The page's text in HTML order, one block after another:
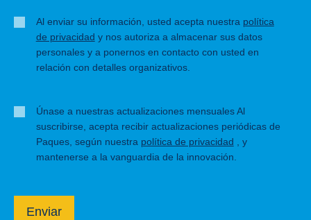
Al enviar su información, usted acepta nuestra política
de privacidad y nos autoriza a almacenar sus datos
personales y a ponernos en contacto con usted en
relación con detalles organizativos.
Únase a nuestras actualizaciones mensuales Al
suscribirse, acepta recibir actualizaciones periódicas de
Paques, según nuestra política de privacidad , y
mantenerse a la vanguardia de la innovación.
Enviar